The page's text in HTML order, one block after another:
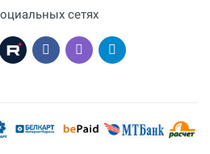
сетях